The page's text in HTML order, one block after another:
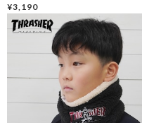
¥3,190